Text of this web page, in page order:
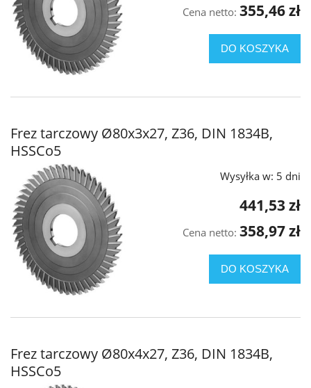
Cena netto: 355,46 zł
DO KOSZYKA
Frez tarczowy Ø80x3x27, Z36, DIN 1834B,
HSSCo5
Wysyłka w: 5 dni
441,53 zł
Cena netto: 358,97 zł
DO KOSZYKA
Frez tarczowy Ø80x4x27, Z36, DIN 1834B,
HSSCo5